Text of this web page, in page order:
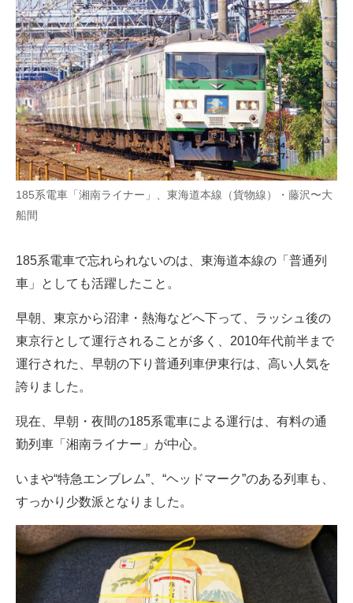
185系電車「湘南ライナー」、東海道本線（貨物線）・藤沢〜大
船間
185系電車で忘れられないのは、東海道本線の「普通列
車」としても活躍したこと。
早朝、東京から沼津・熱海などへ下って、ラッシュ後の
東京行として運行されることが多く、2010年代前半まで
運行された、早朝の下り普通列車伊東行は、高い人気を
誇りました。
現在、早朝・夜間の185系電車による運行は、有料の通
勤列車「湘南ライナー」が中心。
いまや“特急エンブレム”、“ヘッドマーク”のある列車も、
すっかり少数派となりました。